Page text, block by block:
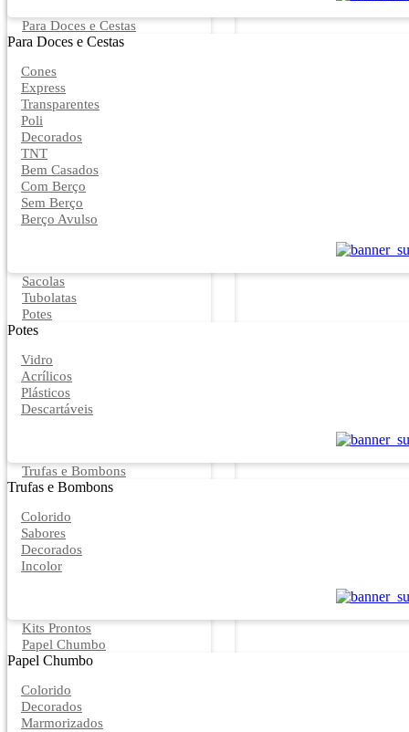
Para Doces e Cestas
Para Doces e Cestas
Cones
Express
Transparentes
Poli
Decorados
TNT
Bem Casados
Com Berço
Sem Berço
Berço Avulso
Sacolas
Tubolatas
Potes
Potes
Vidro
Acrílicos
Plásticos
Descartáveis
Trufas e Bombons
Trufas e Bombons
Colorido
Sabores
Decorados
Incolor
Kits Prontos
Papel Chumbo
Papel Chumbo
Colorido
Decorados
Marmorizados